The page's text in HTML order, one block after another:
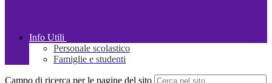
Info Utili
Personale scolastico
Famiglie e studenti
Campo di ricerca per le pagine del sito